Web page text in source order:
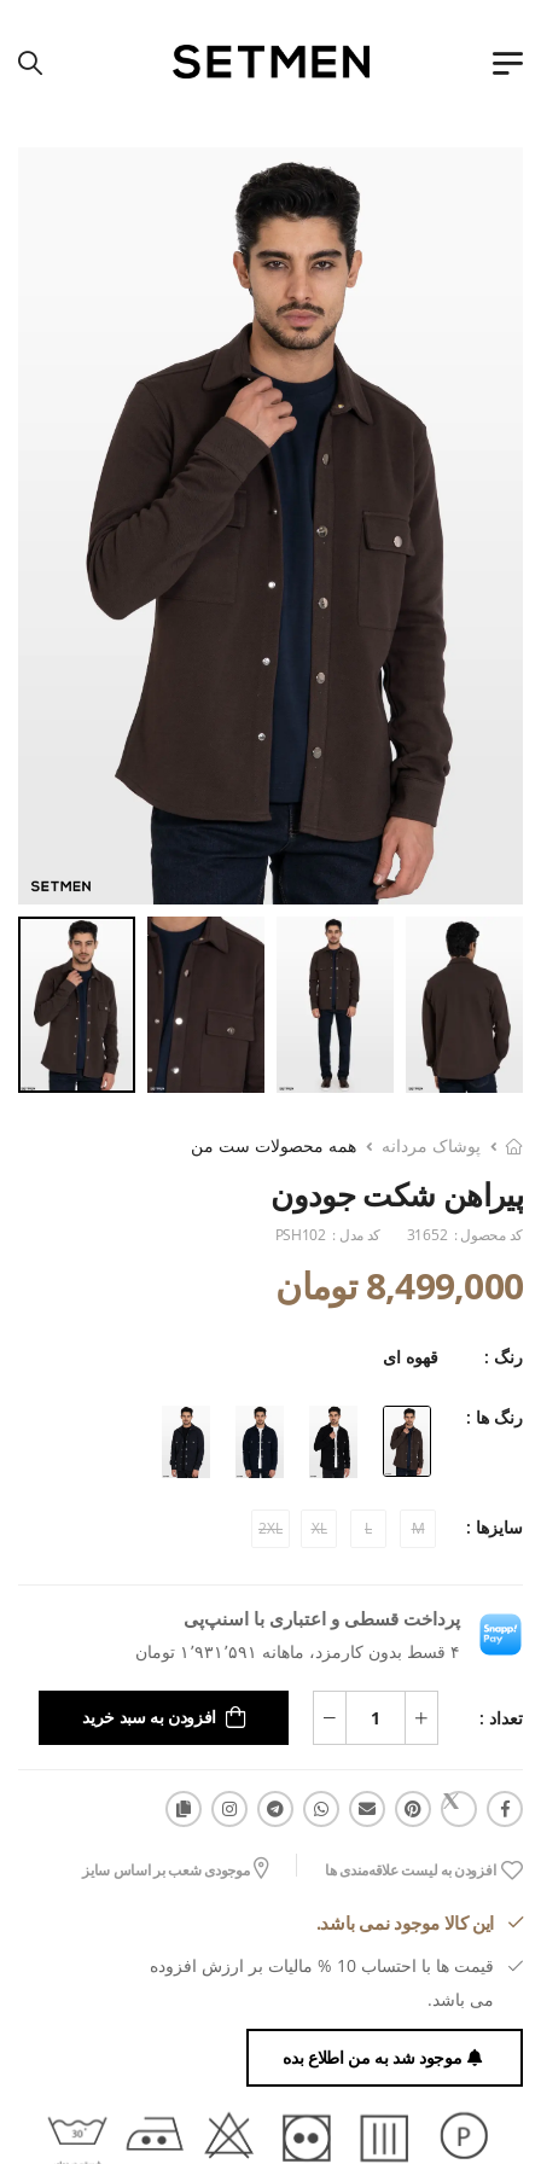
پوشاک مردانه همه محصولات ست من
پیراهن شکت جودون
کد محصول : 31652 کد مدل : PSH102
8,499,000 تومان
رنگ : قهوه ای
رنگ ها :
سایزها : M
L
XL
2XL
پرداخت قسطی و اعتباری با اسنپ‌پی
۴ قسط بدون کارمزد، ماهانه ۱٬۹۳۱٬۵۹۱ تومان
تعداد : افزودن به سبد خرید
افزودن به لیست علاقه‌مندی ها موجودی شعب بر اساس سایز
این کالا موجود نمی باشد.
قیمت ها با احتساب 10 % مالیات بر ارزش افزوده
می باشد.
موجود شد به من اطلاع بده